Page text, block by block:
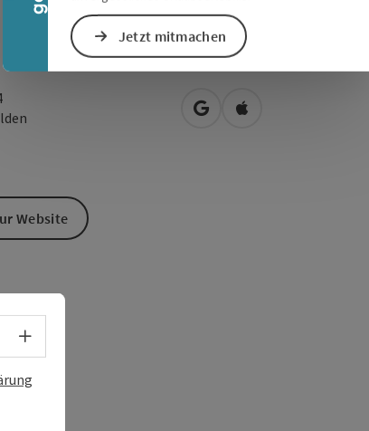
Jetzt mitmachen
in Google Maps öffnen
in Apple Maps
Website
Sprachwahl - Menü öffnen